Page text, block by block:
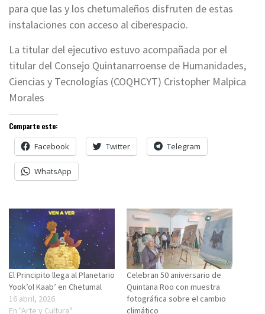
para que las y los chetumaleños disfruten de estas
instalaciones con acceso al ciberespacio.
La titular del ejecutivo estuvo acompañada por el
titular del Consejo Quintanarroense de Humanidades,
Ciencias y Tecnologías (COQHCYT) Cristopher Malpica
Morales
Comparte esto:
Facebook Twitter Telegram
WhatsApp
El Principito llega al Planetario
Yook’ol Kaab’ en Chetumal
16 abril, 2026
En "Arte y Cultura"
Celebran 50 aniversario de
Quintana Roo con muestra
fotográfica sobre el cambio
climático